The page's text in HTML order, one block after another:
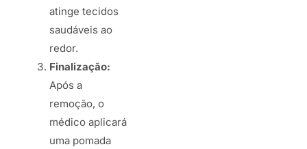
atinge tecidos
saudáveis ao
redor.
Finalização:
Após a
remoção, o
médico aplicará
uma pomada